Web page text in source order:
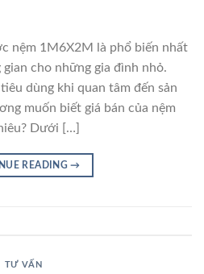
nệm 1M6X2M là phổ biến nhất
cho những gia đình nhỏ.
dùng khi quan tâm đến sản
muốn biết giá bán của nệm
Dưới […]
READING→
TƯ VẤN